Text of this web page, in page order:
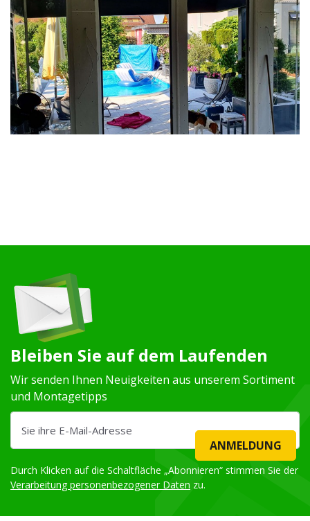
Bleiben Sie auf dem Laufenden
Wir senden Ihnen Neuigkeiten aus unserem Sortiment
und Montagetipps
ANMELDUNG
Durch Klicken auf die Schaltfläche „Abonnieren“ stimmen Sie der
Verarbeitung personenbezogener Daten zu.